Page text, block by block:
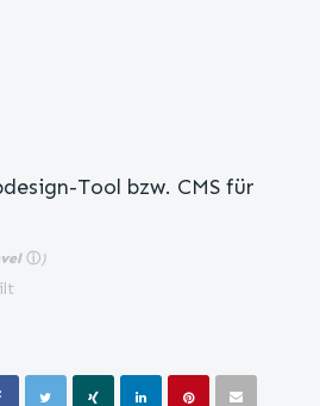
Tool bzw. CMS für
ⓘ )